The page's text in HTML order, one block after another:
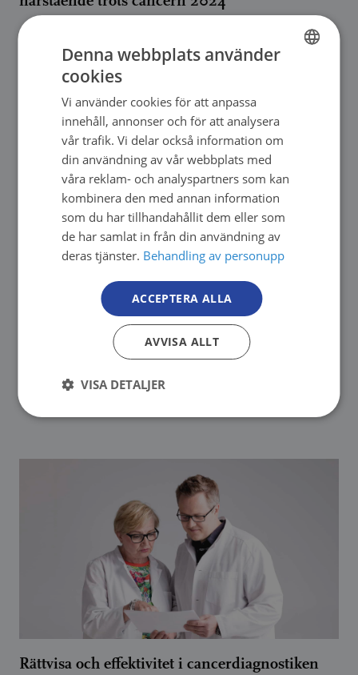
Lue lisää
Vi stärker cancerforskningen och -expertisen
Lue lisää
Rättvisa och effektivitet i cancerdiagnostiken
Denna webbplats använder
cookies
Vi använder cookies för att anpassa
innehåll, annonser och för att analysera
vår trafik. Vi delar också information om
din användning av vår webbplats med
våra reklam- och analyspartners som kan
kombinera den med annan information
som du har tillhandahållit dem eller som
de har samlat in från din användning av
deras tjänster. Behandling av personupp
ACCEPTERA ALLA
AVVISA ALLT
VISA DETALJER